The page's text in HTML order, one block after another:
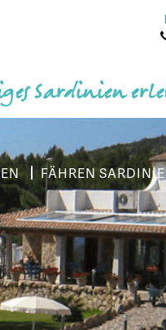
Sardinien
FÄHREN